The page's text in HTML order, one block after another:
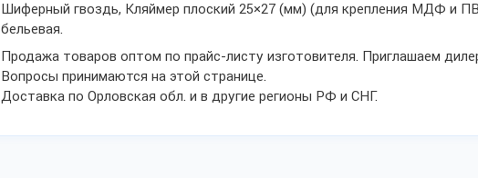
Шиферный гвоздь, Кляймер плоский 25×27 (мм) (для крепления МДФ и
бельевая.
Продажа товаров оптом по прайс-листу изготовителя. Приглашаем
Вопросы принимаются на этой странице.
Доставка по Орловская обл. и в другие регионы РФ и СНГ.